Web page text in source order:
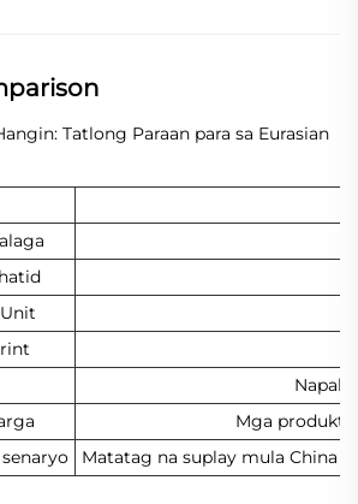
Tatlong Paraan para sa Eurasian
Mga
Matatag na suplay mula China